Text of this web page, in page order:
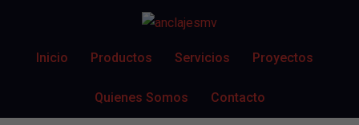
Inicio Productos Servicios Proyectos
Quienes Somos Contacto